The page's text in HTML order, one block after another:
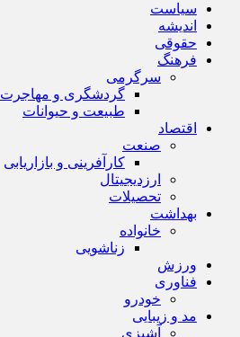
سیاست
اندیشه
حقوقی
فرهنگ
سرگرمی
گردشگری و مهاجرت
طبیعت و حیوانات
اقتصاد
صنعت
کارآفرینی و بازاریابی
ارزدیجیتال
تحصیلات
بهداشت
خانواده
زناشویی
ورزش
فناوری
خودرو
مد و زیبایی
آشپزی